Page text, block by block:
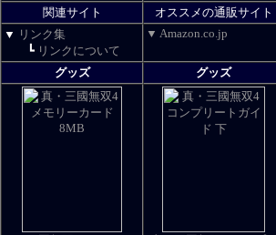
関連サイト
オススメの通販サイト
▼ リンク集
┗ リンクについて
▼ Amazon.co.jp
グッズ グッズ